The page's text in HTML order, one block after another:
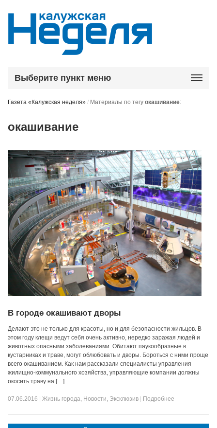
Выберите пункт меню
Газета «Калужская неделя» / Материалы по тегуокашивание:
окашивание
В городе окашивают дворы
Делают это не только для красоты, но и для безопасности жильцов. В
этом году клещи ведут себя очень активно, нередко заражая людей и
животных опасными заболеваниями. Обитают паукообразные в
кустарниках и траве, могут облюбовать и дворы. Бороться с ними проще
всего окашиванием. Как нам рассказали специалисты управления
жилищно-коммунального хозяйства, управляющие компании должны
окосить траву на […]
07.06.2016 |Жизнь города, Новости, Эксклюзив Подробнее